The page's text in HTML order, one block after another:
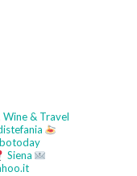
& Travel
Siena